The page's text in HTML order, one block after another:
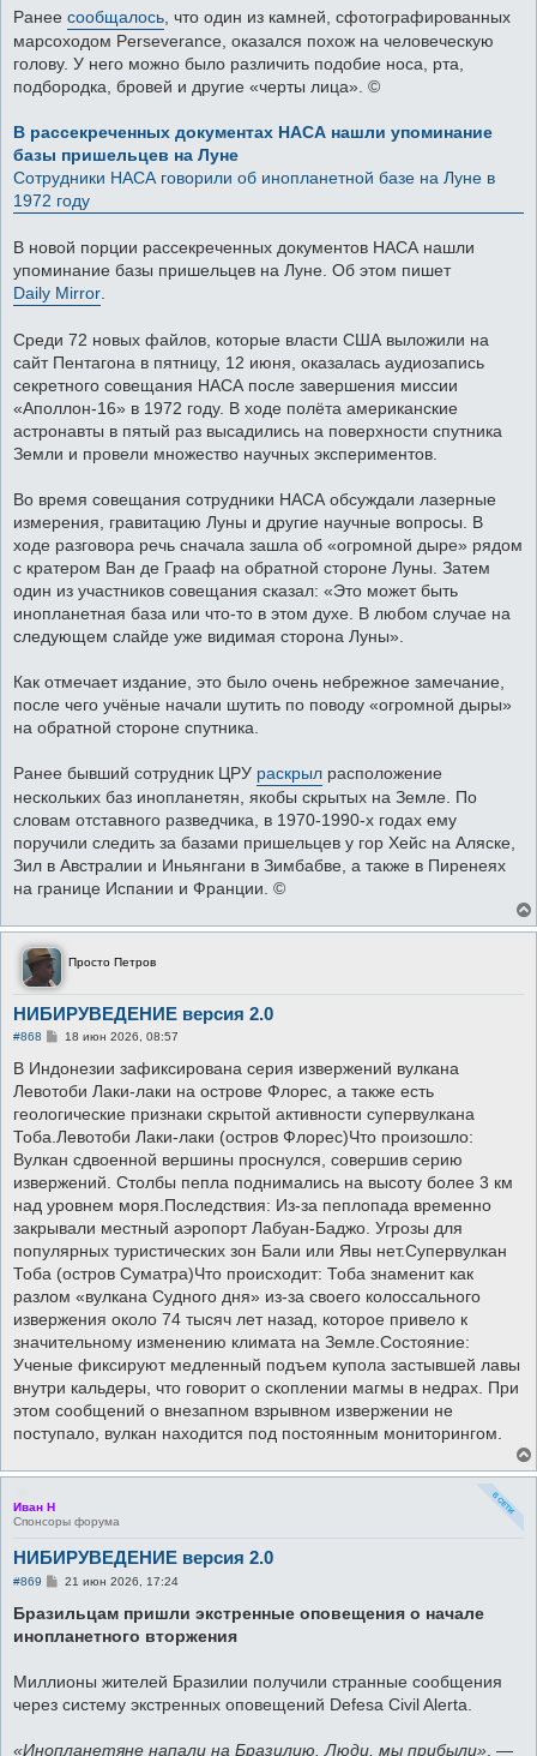
Ранее сообщалось , что один из камней, сфотографированных
марсоходом Perseverance, оказался похож на человеческую
голову. У него можно было различить подобие носа, рта,
подбородка, бровей и другие «черты лица». ©
В рассекреченных документах НАСА нашли упоминание
базы пришельцев на Луне
Сотрудники НАСА говорили об инопланетной базе на Луне в
1972 году
В новой порции рассекреченных документов НАСА нашли
упоминание базы пришельцев на Луне. Об этом пишет
Daily Mirror
Среди 72 новых файлов, которые власти США выложили на
сайт Пентагона в пятницу, 12 июня, оказалась аудиозапись
секретного совещания НАСА после завершения миссии
«Аполлон-16» в 1972 году. В ходе полёта американские
астронавты в пятый раз высадились на поверхности спутника
Земли и провели множество научных экспериментов.
Во время совещания сотрудники НАСА обсуждали лазерные
измерения, гравитацию Луны и другие научные вопросы. В
ходе разговора речь сначала зашла об «огромной дыре» рядом
с кратером Ван де Грааф на обратной стороне Луны. Затем
один из участников совещания сказал: «Это может быть
инопланетная база или что-то в этом духе. В любом случае на
следующем слайде уже видимая сторона Луны».
Как отмечает издание, это было очень небрежное замечание,
после чего учёные начали шутить по поводу «огромной дыры»
на обратной стороне спутника.
Ранее бывший сотрудник ЦРУ раскрыл расположение
нескольких баз инопланетян, якобы скрытых на Земле. По
словам отставного разведчика, в 1970-1990-х годах ему
поручили следить за базами пришельцев у гор Хейс на Аляске,
Зил в Австралии и Иньянгани в Зимбабве, а также в Пиренеях
на границе Испании и Франции. ©
Просто Петров
НИБИРУВЕДЕНИЕ версия 2.0
#868
С
о
б
щ
н
и
18 июн 2026, 08:57
В Индонезии зафиксирована серия извержений вулкана
Левотоби Лаки-лаки на острове Флорес, а также есть
геологические признаки скрытой активности супервулкана
Тоба.Левотоби Лаки-лаки (остров Флорес)Что произошло:
Вулкан сдвоенной вершины проснулся, совершив серию
извержений. Столбы пепла поднимались на высоту более 3 км
над уровнем моря.Последствия: Из-за пеплопада временно
закрывали местный аэропорт Лабуан-Баджо. Угрозы для
популярных туристических зон Бали или Явы нет.Супервулкан
Тоба (остров Суматра)Что происходит: Тоба знаменит как
разлом «вулкана Судного дня» из-за своего колоссального
извержения около 74 тысяч лет назад, которое привело к
значительному изменению климата на Земле.Состояние:
Ученые фиксируют медленный подъем купола застывшей лавы
внутри кальдеры, что говорит о скоплении магмы в недрах. При
этом сообщений о внезапном взрывном извержении не
поступало, вулкан находится под постоянным мониторингом.
Иван Н
Спонсоры форума
НИБИРУВЕДЕНИЕ версия 2.0
#869
С
о
б
щ
и
21 июн 2026, 17:24
Бразильцам пришли экстренные оповещения о начале
инопланетного вторжения
Миллионы жителей Бразилии получили странные сообщения
через систему экстренных оповещений Defesa Civil Alerta.
«Инопланетяне напали на Бразилию. Люди, мы прибыли» , —